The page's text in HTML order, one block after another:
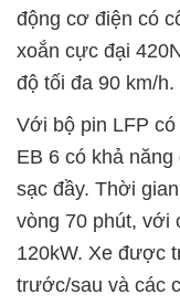
động cơ điện có
xoắn cực đại
độ tối đa 90 km/h.
Với bộ pin LFP
EB 6 có khả
sạc đầy. Thời
vòng 70 phút, với
120kW. Xe được
trước/sau và các